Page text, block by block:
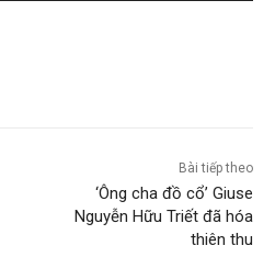
Bài tiếp theo
‘Ông cha đồ cổ’ Giuse
Nguyễn Hữu Triết đã hóa
thiên thu